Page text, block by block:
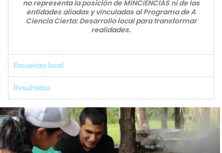
no representa la posición de MINCIENCIAS ni de las
entidades aliadas y vinculadas al Programa de A
Ciencia Cierta: Desarrollo local para transformar
realidades.
Encuentro local
Resultados